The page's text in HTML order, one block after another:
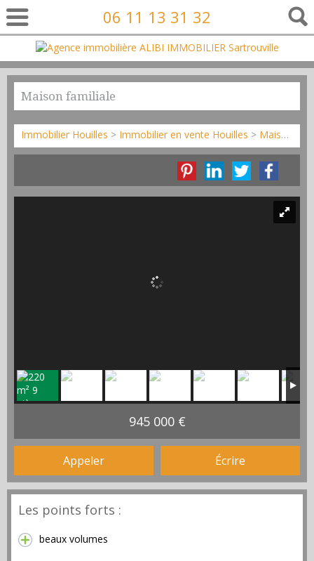
06 11 13 31 32
Maison familiale
Immobilier Houilles > Immobilier en vente Houilles > Maison en vente Houilles
945 000 €
Appeler Écrire
Les points forts :
beaux volumes